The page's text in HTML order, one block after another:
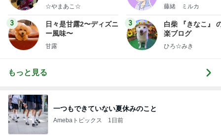
☆やまあこ☆
3
日々是甘露2〜ディズニ
ー風味〜
甘露
藤緒 ミルカ
3
白柴 『きなこ』
楽ブログ
ひろ☆みき
もっと見る
一つもできていない夏休みのこと
Amebaトピックス 1日前